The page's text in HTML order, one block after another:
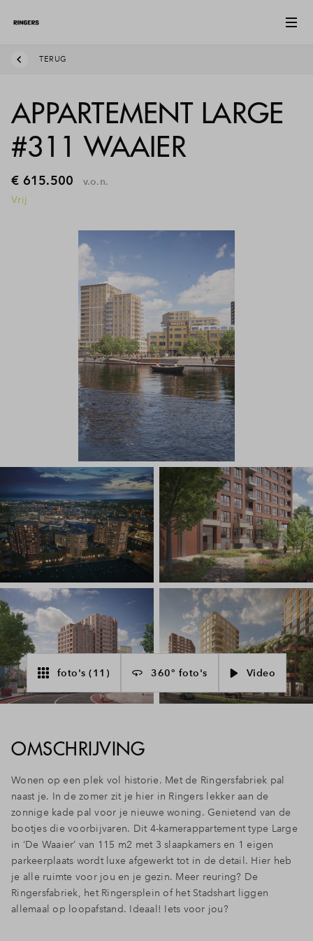
Inloggen
TERUG
APPARTEMENT LARGE
#311 WAAIER
€ 615.500
v.o.n.
Vrij
foto's (11) 360° foto's Video
OMSCHRIJVING
Wonen op een plek vol historie. Met de Ringersfabriek pal
naast je. In de zomer zit je hier in Ringers lekker aan de
zonnige kade pal voor je nieuwe woning. Genietend van de
bootjes die voorbijvaren. Dit 4-kamerappartement type Large
in ‘De Waaier’ van 115 m2 met 3 slaapkamers en 1 eigen
parkeerplaats wordt luxe afgewerkt tot in de detail. Hier heb
je alle ruimte voor jou en je gezin. Meer reuring? De
Ringersfabriek, het Ringersplein of het Stadshart liggen
allemaal op loopafstand. Ideaal! Iets voor jou?